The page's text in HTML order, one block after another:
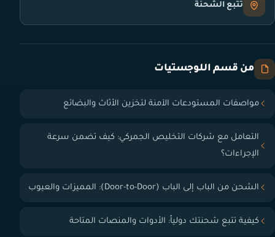
تتبع الشحنة
من قسم اللوجستيات
مواصفات المستودعات الآمنة لتخزين الأثاث والبضائع
التعامل مع شركات التخليص الجمركي: كيف تضمن سرعة
الإجراءات؟
الشحن من الباب إلى الباب (Door-to-Door): المميزات والعيوب
كيفية تتبع شحنتك دولياً: الأدوات والمنصات المتاحة